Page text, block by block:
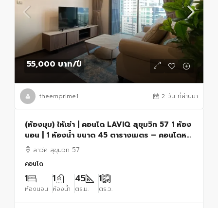
55,000 บาท/ปี
theemprime1 2 วัน ที่ผ่านมา
(ห้องมุม) ให้เช่า | คอนโด LAVIQ สุขุมวิท 57 1 ห้อง
นอน | 1 ห้องน้ำ ขนาด 45 ตารางเมตร – คอนโดหรู
ใกล้รถไฟฟ้า BTS ทองหล่อ
ลาวีค สุขุมวิท 57
คอนโด
1
ห้องนอน
1
ห้องน้ำ
45
ตร.ม.
1
ตร.ว.